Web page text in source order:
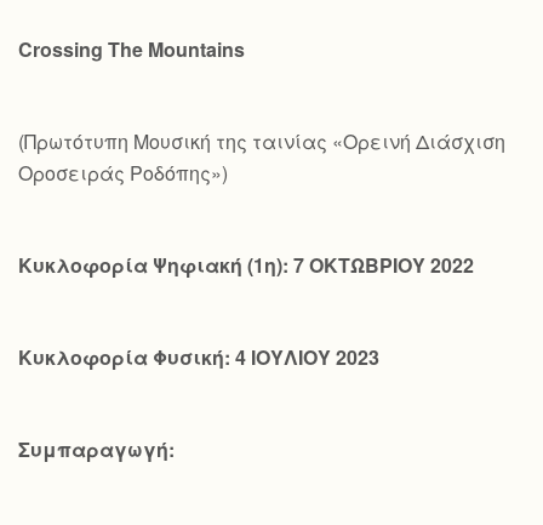
Crossing The Mountains
(Πρωτότυπη Μουσική της ταινίας «Ορεινή Διάσχιση
Οροσειράς Ροδόπης»)
Κυκλοφορία Ψηφιακή (1η): 7 ΟΚΤΩΒΡΙΟΥ 2022
Κυκλοφορία Φυσική: 4 ΙΟΥΛΙΟΥ 2023
Συμπαραγωγή: